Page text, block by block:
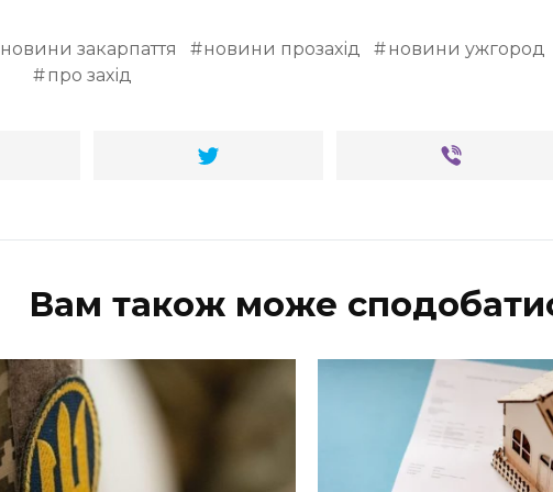
новини закарпаття новини прозахід
новини ужгород
про захід
Вам також може